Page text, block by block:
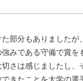
た部分もありました
みである守備で賞を
さは感じましたし
きたことを大学の選